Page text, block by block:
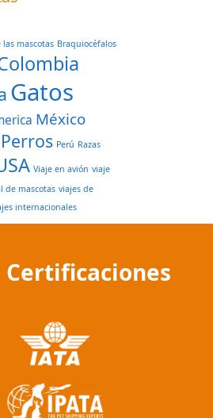
mascotas Braquiocéfalos
Gatos
México
Perros Perú Razas
Viaje en avión viaje
de mascotas viajes de
internacionales
Certificaciones